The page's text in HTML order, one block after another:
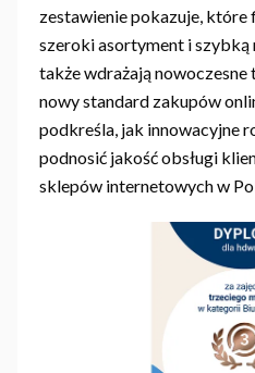
zestawienie pokazuje,
szeroki asortyment i szybką
także wdrażają
nowy standard zakupów
podkreśla, jak innowacyjne
podnosić jakość obsługi
sklepów internetowych w